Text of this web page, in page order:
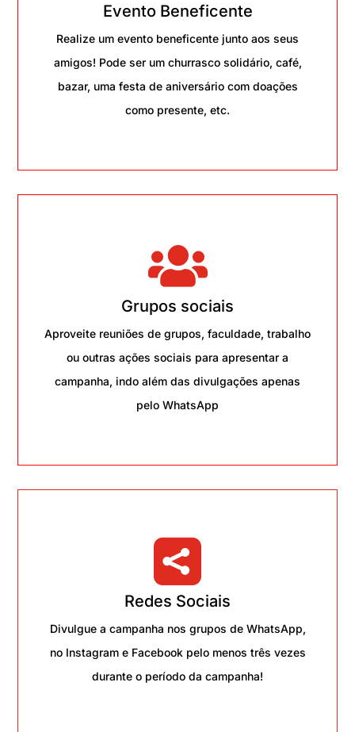
Evento Beneficente
Realize um evento beneficente junto aos seus
amigos! Pode ser um churrasco solidário, café,
bazar, uma festa de aniversário com doações
como presente, etc.

Grupos sociais
Aproveite reuniões de grupos, faculdade, trabalho
ou outras ações sociais para apresentar a
campanha, indo além das divulgações apenas
pelo WhatsApp

Redes Sociais
Divulgue a campanha nos grupos de WhatsApp,
no Instagram e Facebook pelo menos três vezes
durante o período da campanha!